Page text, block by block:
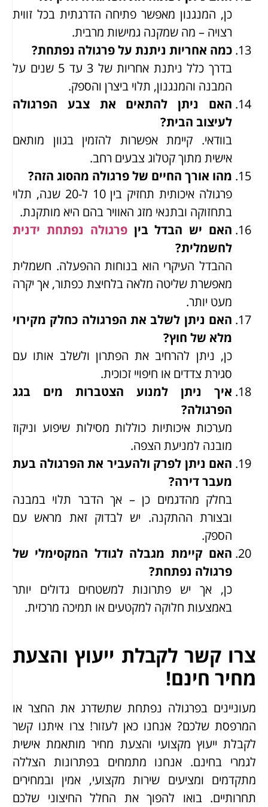
כן, המנגנון מאפשר פתיחה הדרגתית בכל זווית
רצויה – מה שמקנה גמישות מרבית.
כמה אחריות ניתנת על פרגולה נפתחת?
בדרך כלל ניתנת אחריות של 3 עד 5 שנים על
המבנה והמנגנון, תלוי ביצרן והספק.
האם ניתן להתאים את צבע הפרגולה
לעיצוב הבית?
בוודאי. קיימת אפשרות להזמין בגוון מותאם
אישית מתוך קטלוג צבעים רחב.
מהו אורך החיים של פרגולה מהסוג הזה?
פרגולה איכותית תחזיק בין 10 ל-20 שנה, תלוי
בתחזוקה ובתנאי מזג האוויר בהם היא מותקנת.
האם יש הבדל ביןפרגולה נפתחת ידנית
לחשמלית?
ההבדל העיקרי הוא בנוחות ההפעלה. חשמלית
מאפשרת שליטה מלאה בלחיצת כפתור, אך יקרה
מעט יותר.
האם ניתן לשלב את הפרגולה כחלק מקירוי
מלא של חוץ?
כן, ניתן להרחיב את הפתרון ולשלב אותו עם
סגירת צדדים או חיפויי זכוכית.
איך ניתן למנוע הצטברות מים בגג
הפרגולה?
מערכות איכותיות כוללות מסילות שיפוע וניקוז
מובנה למניעת הצפה.
האם ניתן לפרק ולהעביר את הפרגולה בעת
מעבר דירה?
בחלק מהדגמים כן – אך הדבר תלוי במבנה
ובצורת ההתקנה. יש לבדוק זאת מראש עם
הספק.
האם קיימת מגבלה לגודל המקסימלי של
פרגולה נפתחת?
כן, אך יש פתרונות למשטחים גדולים יותר
באמצעות חלוקה למקטעים או תמיכה מרכזית.
צרו קשר לקבלת ייעוץ והצעת
מחיר חינם!
מעוניינים בפרגולה נפתחת שתשדרג את החצר או
המרפסת שלכם? אנחנו כאן לעזור! צרו איתנו קשר
לקבלת ייעוץ מקצועי והצעת מחיר מותאמת אישית
לגמרי בחינם. אנחנו מתמחים בפתרונות הצללה
מתקדמים ומציעים שירות מקצועי, אמין ובמחירים
תחרותיים. בואו להפוך את החלל החיצוני שלכם